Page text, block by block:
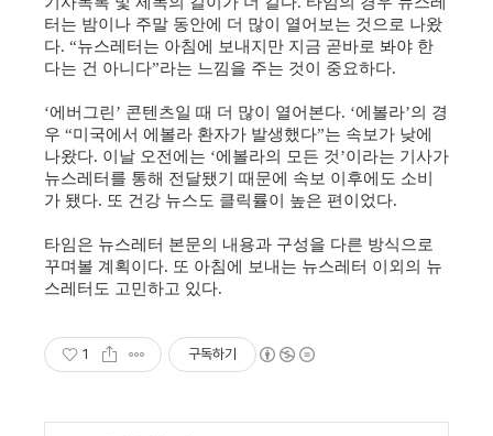
터는 밤이나 주말 동안에 더 많이 열어보는 것으로 나왔
다. “뉴스레터는 아침에 보내지만 지금 곧바로 봐야 한
다는 건 아니다”라는 느낌을 주는 것이 중요하다.
‘에버그린’ 콘텐츠일 때 더 많이 열어본다. ‘에볼라’의 경
우 “미국에서 에볼라 환자가 발생했다”는 속보가 낮에
나왔다. 이날 오전에는 ‘에볼라의 모든 것’이라는 기사가
뉴스레터를 통해 전달됐기 때문에 속보 이후에도 소비
가 됐다. 또 건강 뉴스도 클릭률이 높은 편이었다.
타임은 뉴스레터 본문의 내용과 구성을 다른 방식으로
꾸며볼 계획이다. 또 아침에 보내는 뉴스레터 이외의 뉴
스레터도 고민하고 있다.
1 구독하기